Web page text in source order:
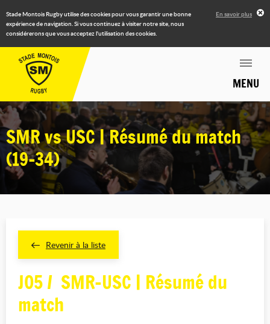
Stade Montois Rugby utilise des cookies pour vous garantir une bonne
expérience de navigation. Si vous continuez à visiter notre site, nous
considérerons que vous acceptez l'utilisation des cookies.
En savoir plus
MENU
SMR vs USC | Résumé du match
(19-34)
Revenir à la liste
JO5 / SMR-USC | Résumé du
match